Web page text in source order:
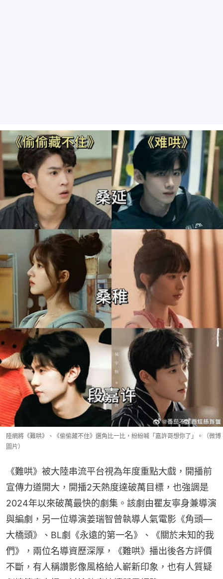
陸網將《難哄》、《偷偷藏不住》選角比一比，紛紛喊「嘉許哥想你了」。（微博
圖片）
《難哄》被大陸串流平台視為年度重點大戲，開播前
宣傳力道開大，開播2天熱度達破萬目標，也強調是
2024年以來破萬最快的劇集。該劇由瞿友寧身兼導演
與編劇，另一位導演姜瑞智曾執導人氣電影《角頭—
大橋頭》、BL劇《永遠的第一名》、《關於未知的我
們》，兩位名導資歷深厚，《難哄》播出後各方評價
不斷，有人稱讚影像風格給人嶄新印象，也有人質疑